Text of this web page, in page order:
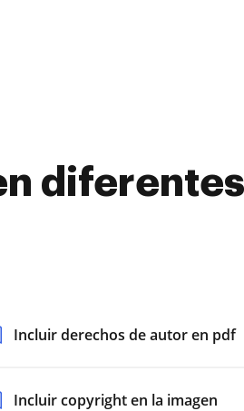
Incluir derechos de autor en pdf
Incluir copyright en la imagen